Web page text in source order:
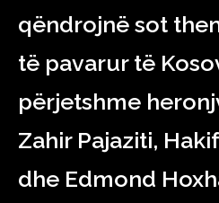
qëndrojnë sot
të pavarur të
përjetshme
Zahir Pajaziti,
dhe Edmond